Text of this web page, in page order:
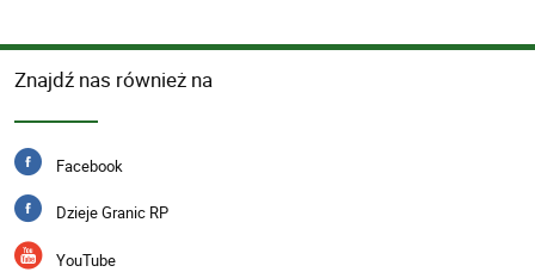
Znajdź nas również na
Facebook
Dzieje Granic RP
YouTube